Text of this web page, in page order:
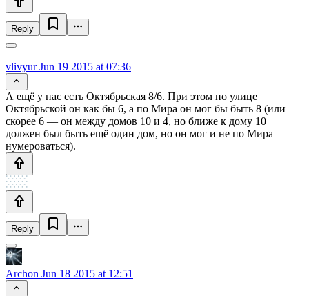
Reply
vlivyurJun 19 2015 at 07:36
А ещё у нас есть Октябрьская 8/6. При этом по улице
Октябрьской он как бы 6, а по Мира он мог бы быть 8 (или
скорее 6 — он между домов 10 и 4, но ближе к дому 10
должен был быть ещё один дом, но он мог и не по Мира
нумероваться).
Reply
Archon Jun 18 2015 at 12:51